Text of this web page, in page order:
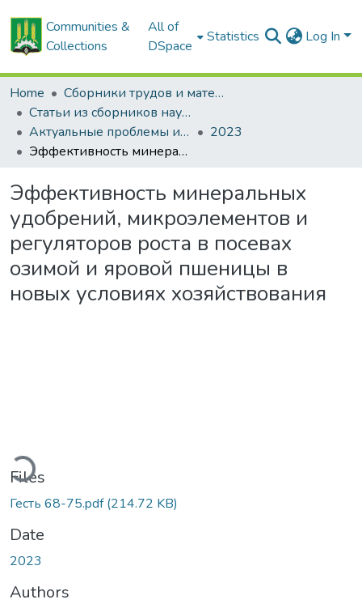
Communities &
Collections
All of
DSpace
Statistics Log In
Home
Сборники трудов и материалов конференций
Статьи из сборников научных трудов
Актуальные проблемы инновационного развития агропромышленного комплекса Беларуси
2023
Эффективность минеральных удобрений, микроэлементов и регуляторов роста в посевах озимой и яровой пшеницы в новых условиях хозяйствования
Эффективность минеральных
удобрений, микроэлементов и
регуляторов роста в посевах
озимой и яровой пшеницы в
новых условиях хозяйствования
Files
Гесть 68-75.pdf(214.72 KB)
Date
2023
Authors